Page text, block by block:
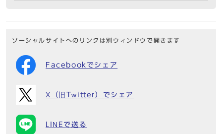
ソーシャルサイトへのリンクは別ウィンドウで開きます
Facebookでシェア
X（旧Twitter）でシェア
LINEで送る